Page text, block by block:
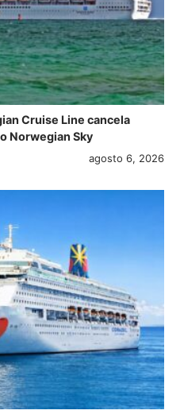
Cruise Line cancela
Norwegian Sky
agosto 6, 2026